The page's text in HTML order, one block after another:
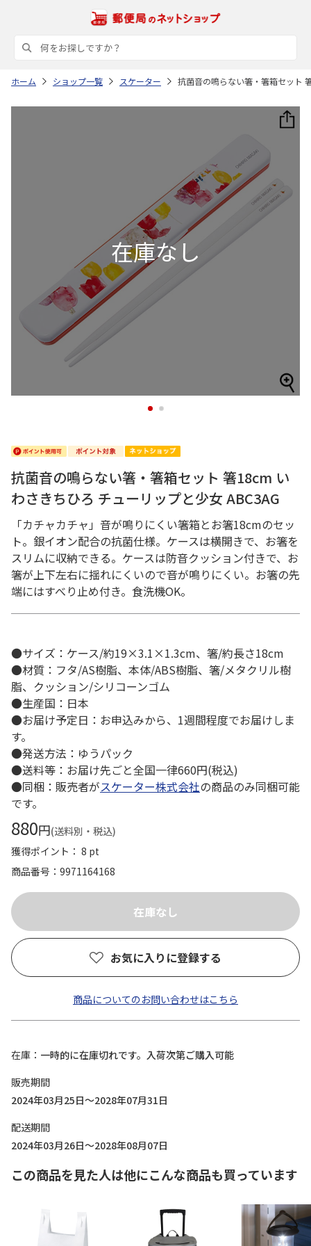
ホーム ショップ一覧 スケーター 抗菌音の鳴らない箸・箸箱セット
1 2
抗菌音の鳴らない箸・箸箱セット 箸18cm い
わさきちひろ チューリップと少女 ABC3AG
「カチャカチャ」音が鳴りにくい箸箱とお箸18cmのセッ
ト。銀イオン配合の抗菌仕様。ケースは横開きで、お箸を
スリムに収納できる。ケースは防音クッション付きで、お
箸が上下左右に揺れにくいので音が鳴りにくい。お箸の先
端にはすべり止め付き。食洗機OK。
●サイズ：ケース/約19×3.1×1.3cm、箸/約長さ18cm
●材質：フタ/AS樹脂、本体/ABS樹脂、箸/メタクリル樹
脂、クッション/シリコーンゴム
●生産国：日本
●お届け予定日：お申込みから、1週間程度でお届けしま
す。
●発送方法：ゆうパック
●送料等：お届け先ごと全国一律660円(税込)
●同梱：販売者がスケーター株式会社の商品のみ同梱可能
です。
880円(送料別・税込)
獲得ポイント： 8 pt
商品番号
9971164168
お気に入りに登録する
商品についてのお問い合わせはこちら
在庫
一時的に在庫切れです。入荷次第ご購入可能
販売期間
2024年03月25日～2028年07月31日
配送期間
2024年03月26日～2028年08月07日
この商品を見た人は他にこんな商品も買っています